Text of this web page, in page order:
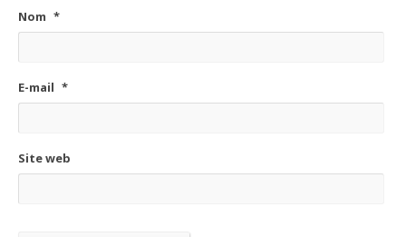
Nom *
E-mail *
Site web